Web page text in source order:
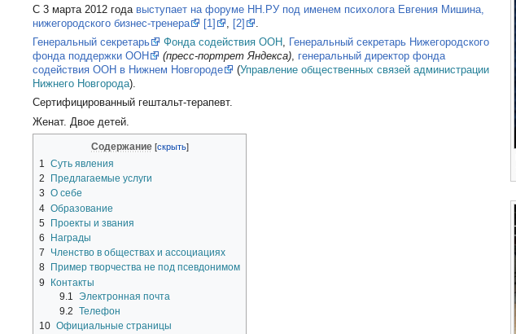
С 3 марта 2012 года выступает на форуме НН.РУ под именем психолога Евгения Мишина,
нижегородского бизнес-тренера
[1] [2]
Генеральный секретарь
Фонда содействия ООН , Генеральный секретарь Нижегородского
фонда поддержки ООН
(пресс-портрет Яндекса), генеральный директор фонда
содействия ООН в Нижнем Новгороде
(Управление общественных связей администрации
Нижнего Новгорода).
Сертифицированный гештальт-терапевт.
Женат. Двое детей.
Содержание
1 Суть явления
2
Предлагаемые услуги
3 О себе
4 Образование
5 Проекты и звания
6
Награды
7
Членство в обществах и ассоциациях
8
Пример творчества не под псевдонимом
9
Контакты
9.1
Электронная почта
9.2 Телефон
10 Официальные страницы